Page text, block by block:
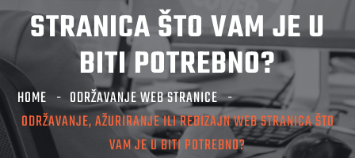
STRANICA ŠTO VAM JE U
BITI POTREBNO?
HOME
ODRŽAVANJE WEB STRANICE
ODRŽAVANJE, AŽURIRANJE ILI REDIZAJN WEB STRANICA ŠTO
VAM JE U BITI POTREBNO?